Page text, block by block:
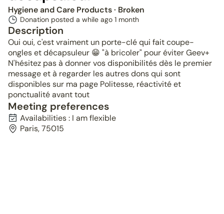
Hygiene and Care Products· Broken
Donation posted a while ago 1 month
Description
Oui oui, c'est vraiment un porte-clé qui fait coupe-
ongles et décapsuleur 😁 "à bricoler" pour éviter Geev+
N'hésitez pas à donner vos disponibilités dès le premier
message et à regarder les autres dons qui sont
disponibles sur ma page Politesse, réactivité et
ponctualité avant tout
Meeting preferences
Availabilities : I am flexible
Paris, 75015